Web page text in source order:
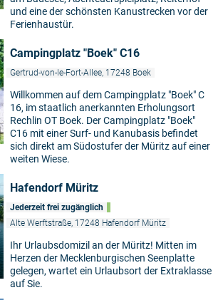
und eine der schönsten Kanustrecken vor der
Ferienhaustür.
Campingplatz "Boek" C16
Gertrud-von-le-Fort-Allee, 17248 Boek
Willkommen auf dem Campingplatz "Boek" C
16, im staatlich anerkannten Erholungsort
Rechlin OT Boek. Der Campingplatz "Boek"
C16 mit einer Surf- und Kanubasis befindet
sich direkt am Südostufer der Müritz auf einer
weiten Wiese.
Hafendorf Müritz
Jederzeit frei zugänglich
Alte Werftstraße, 17248 Hafendorf Müritz
Ihr Urlaubsdomizil an der Müritz! Mitten im
Herzen der Mecklenburgischen Seenplatte
gelegen, wartet ein Urlaubsort der Extraklasse
auf Sie.